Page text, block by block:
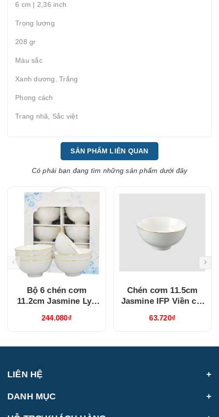
6 cm | 2,36 inch
Trọng lượng
208 gr
Màu sắc
Xanh dương, Trắng
Phong cách
Trang nhã, Sắc việt
SẢN PHẨM LIÊN QUAN
Có phải bạn đang tìm những sản phẩm dưới đây
Bộ 6 chén cơm
11.2cm Jasmine Lys
(03119901406)
244.080₫
Chén cơm 11.5cm
Jasmine IFP Viền chỉ
63.720₫
LIÊN HỆ
DANH MỤC